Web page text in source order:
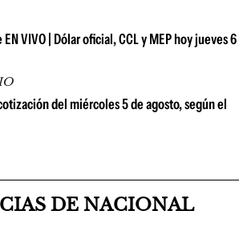
VIVO | Dólar oficial, CCL y MEP hoy jueves 6
del miércoles 5 de agosto, según el
DE NACIONAL